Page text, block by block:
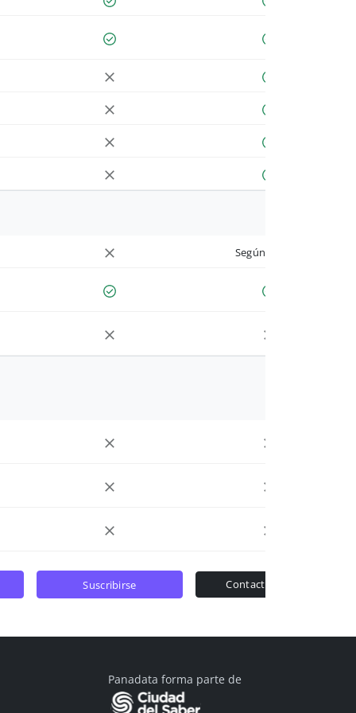
Según cuenta
suscribirse contactar ventas
Panadata forma parte de